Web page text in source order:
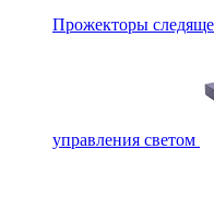
Прожекторы
управления светом